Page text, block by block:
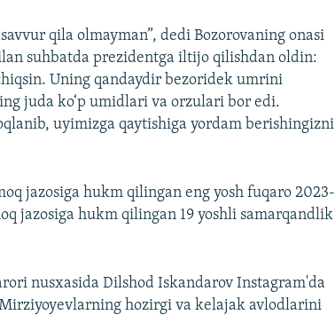
qila olmayman”, dedi Bozorovaning onasi
suhbatda prezidentga iltijo qilishdan oldin:
Uning qandaydir bezoridek umrini
juda ko‘p umidlari va orzulari bor edi.
uyimizga qaytishiga yordam berishingizni
jazosiga hukm qilingan eng yosh fuqaro 2023-
jazosiga hukm qilingan 19 yoshli samarqandlik
nusxasida Dilshod Iskandarov Instagram'da
hozirgi va kelajak avlodlarini